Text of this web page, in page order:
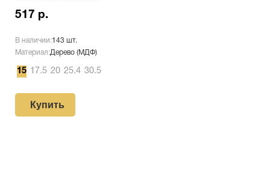
517 р.
В наличии:143 шт.
Материал:Дерево (МДФ)
15 17.5 20 25.4 30.5
Купить